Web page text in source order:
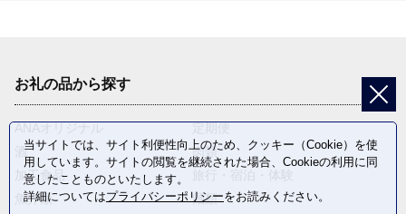
お礼の品から探す
酒
肉類
加工食品
魚介類
麺類
当サイトでは、サイト利便性向上のため、クッキー（Cookie）を使
用しています。サイトの閲覧を継続された場合、Cookieの利用に同
意したことものといたします。
詳細についてはプライバシーポリシーをお読みください。